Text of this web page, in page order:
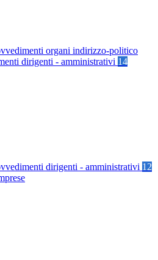
organi indirizzo-politico
dirigenti - amministrativi 14
dirigenti - amministrativi 12